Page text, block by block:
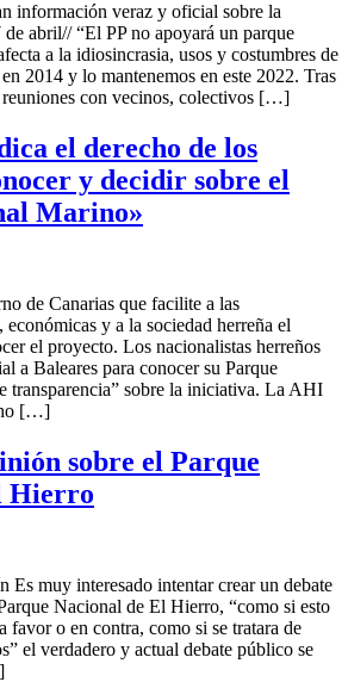
información veraz y oficial sobre la
abril// “El PP no apoyará un parque
a la idiosincrasia, usos y costumbres de
2014 y lo mantenemos en este 2022. Tras
reuniones con vecinos, colectivos […]
el derecho de los
y decidir sobre el
Marino»
de Canarias que facilite a las
económicas y a la sociedad herreña el
el proyecto. Los nacionalistas herreños
a Baleares para conocer su Parque
transparencia” sobre la iniciativa. La AHI
[…]
sobre el Parque
Hierro
muy interesado intentar crear un debate
Nacional de El Hierro, “como si esto
favor o en contra, como si se tratara de
el verdadero y actual debate público se